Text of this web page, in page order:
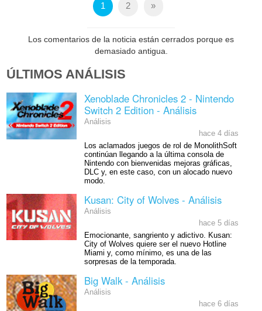
1 2 »
Los comentarios de la noticia están cerrados porque es
demasiado antigua.
ÚLTIMOS ANÁLISIS
Xenoblade Chronicles 2 - Nintendo
Switch 2 Edition - Análisis
Análisis
hace 4 días
Los aclamados juegos de rol de MonolithSoft
continúan llegando a la última consola de
Nintendo con bienvenidas mejoras gráficas,
DLC y, en este caso, con un alocado nuevo
modo.
Kusan: City of Wolves - Análisis
Análisis
hace 5 días
Emocionante, sangriento y adictivo. Kusan:
City of Wolves quiere ser el nuevo Hotline
Miami y, como mínimo, es una de las
sorpresas de la temporada.
Big Walk - Análisis
Análisis
hace 6 días